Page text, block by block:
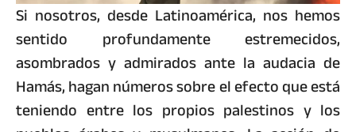
Si nosotros, desde Latinoamérica, nos hemos
sentido profundamente estremecidos,
asombrados y admirados ante la audacia de
Hamás, hagan números sobre el efecto que está
teniendo entre los propios palestinos y los